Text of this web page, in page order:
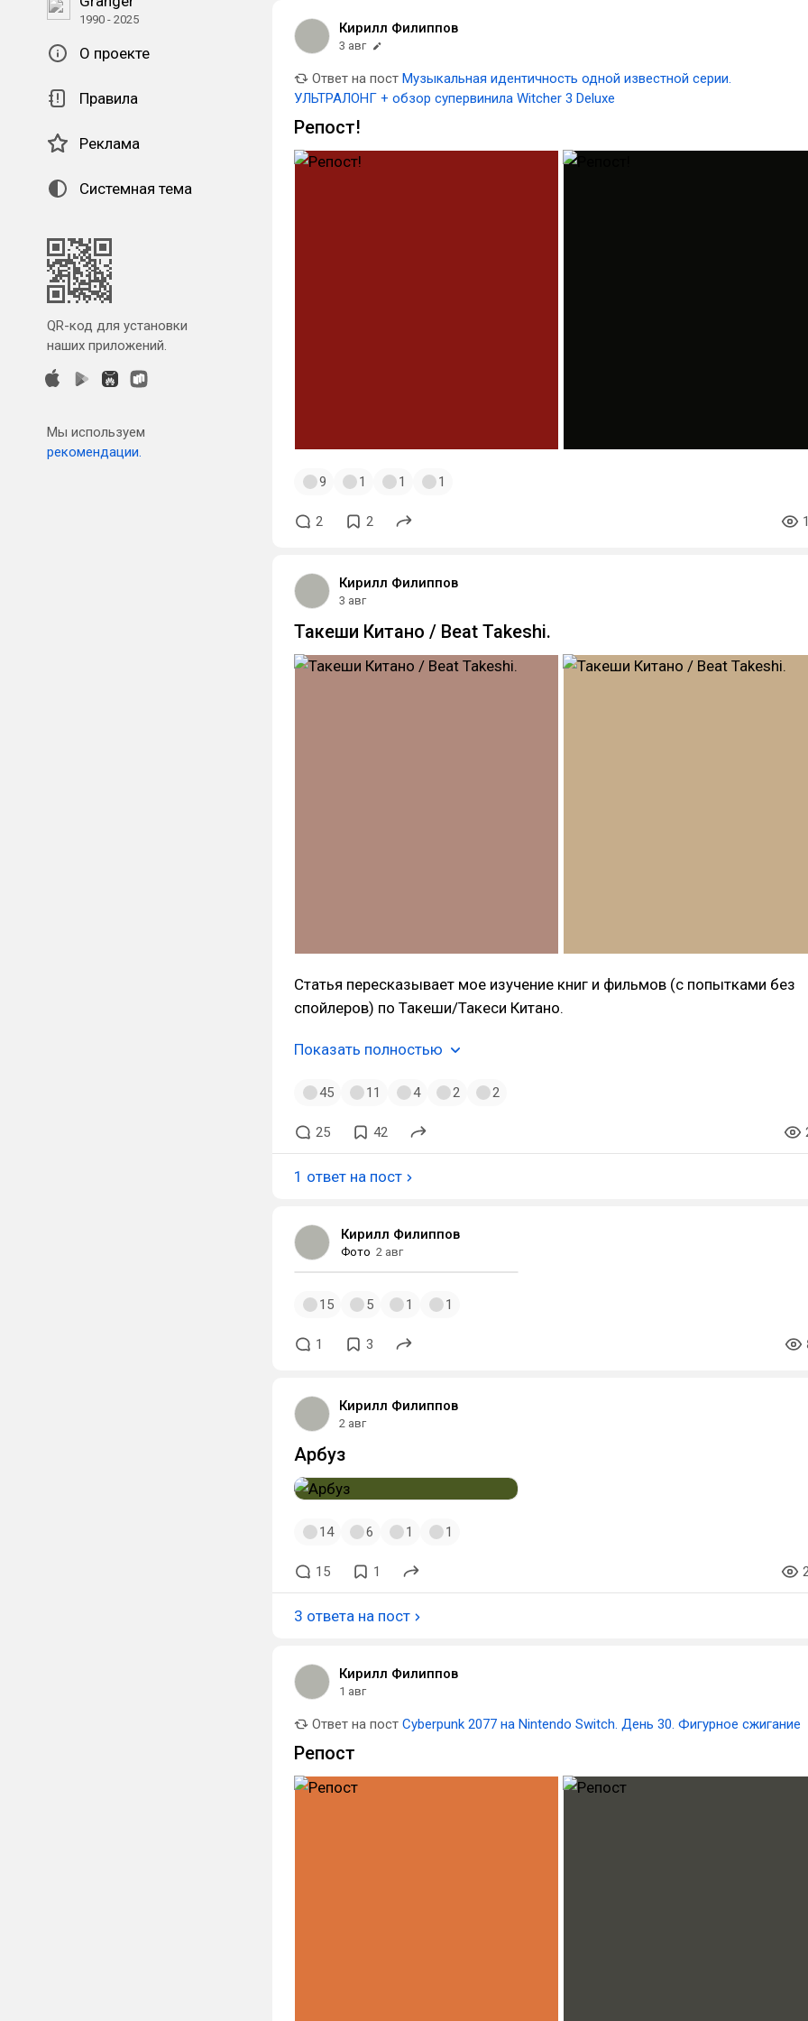
1990 - 2025
О проекте
Правила
Реклама
Системная тема
QR-код для установки
наших приложений.
Мы используем
рекомендации.
Кирилл Филиппов
3 авг
Ответ на пост Музыкальная идентичность одной известной серии.
УЛЬТРАЛОНГ + обзор супервинила Witcher 3 Deluxe
Репост!
9 1 1 1
2 2
Кирилл Филиппов
3 авг
Такеши Китано / Beat Takeshi.
Статья пересказывает мое изучение книг и фильмов (с попытками без
спойлеров) по Такеши/Такеси Китано.
Показать полностью
45 11 4 2 2
25 42
1 ответ на пост
Кирилл Филиппов
Фото 2 авг
15 5 1 1
1 3
Кирилл Филиппов
2 авг
Арбуз
14 6 1 1
15 1
3 ответа на пост
Кирилл Филиппов
1 авг
Ответ на пост Cyberpunk 2077 на Nintendo Switch. День 30. Фигурное сжигание
Репост